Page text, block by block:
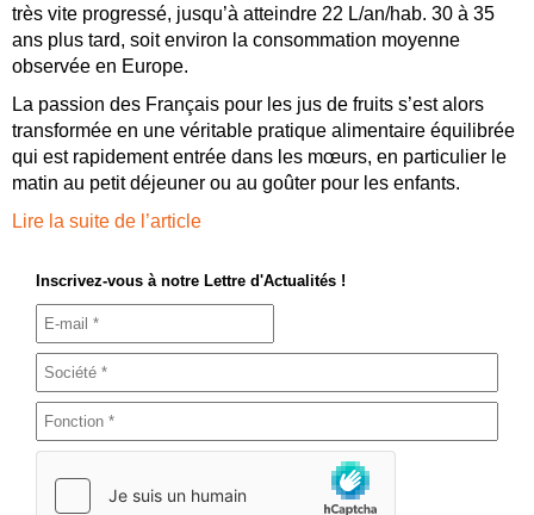
très vite progressé, jusqu’à atteindre 22 L/an/hab. 30 à 35
ans plus tard, soit environ la consommation moyenne
observée en Europe.
La passion des Français pour les jus de fruits s’est alors
transformée en une véritable pratique alimentaire équilibrée
qui est rapidement entrée dans les mœurs, en particulier le
matin au petit déjeuner ou au goûter pour les enfants.
Lire la suite de l’article
Inscrivez-vous à notre Lettre d'Actualités !